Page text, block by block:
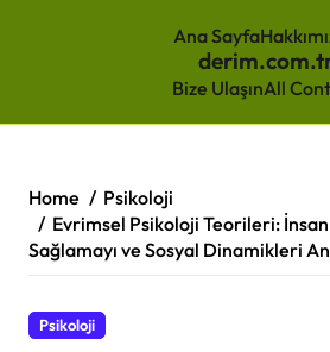
Ana Sayfa
Bize UlaşınAll
content
Home
Psikoloji
Evrimsel Psikoloji Teorileri: İnsan
Sağlamayı ve Sosyal Dinamikleri
Psikoloji